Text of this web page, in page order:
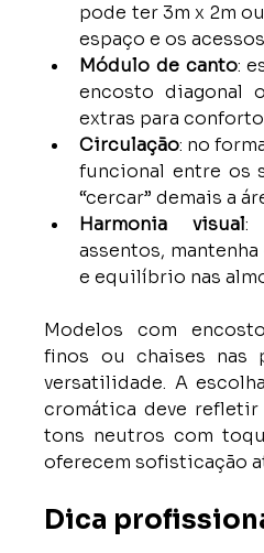
pode ter 3m x 2m
espaço e os
Módulo de canto:
encosto diagonal
extras para
Circulação: no
funcional entre os
“cercar” demais a
Harmonia visual:
assentos,
e equilíbrio nas
Modelos com
finos ou chaises nas
versatilidade. A
cromática deve
tons neutros com
oferecem sofisticação
Dica